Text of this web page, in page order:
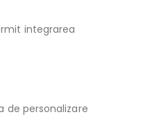
integrarea
de personalizare